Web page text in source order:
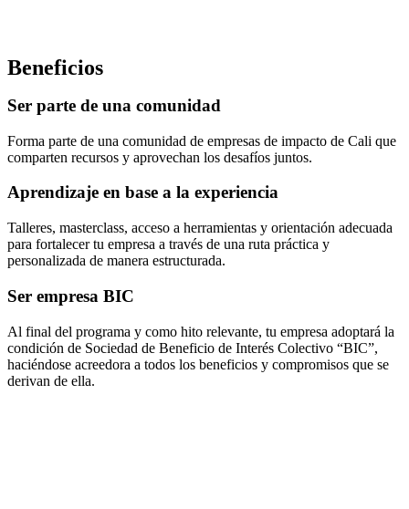
Beneficios
Ser parte de una comunidad
Forma parte de una comunidad de empresas de impacto de Cali que
comparten recursos y aprovechan los desafíos juntos.
Aprendizaje en base a la experiencia
Talleres, masterclass, acceso a herramientas y orientación adecuada
para fortalecer tu empresa a través de una ruta práctica y
personalizada de manera estructurada.
Ser empresa BIC
Al final del programa y como hito relevante, tu empresa adoptará la
condición de Sociedad de Beneficio de Interés Colectivo “BIC”,
haciéndose acreedora a todos los beneficios y compromisos que se
derivan de ella.